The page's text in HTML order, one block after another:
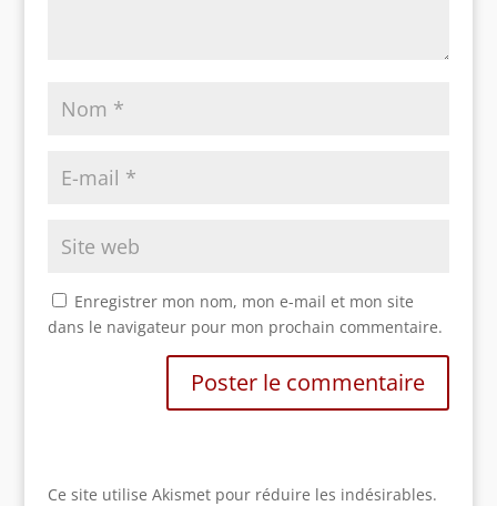
Enregistrer mon nom, mon e-mail et mon site
dans le navigateur pour mon prochain commentaire.
Ce site utilise Akismet pour réduire les indésirables.